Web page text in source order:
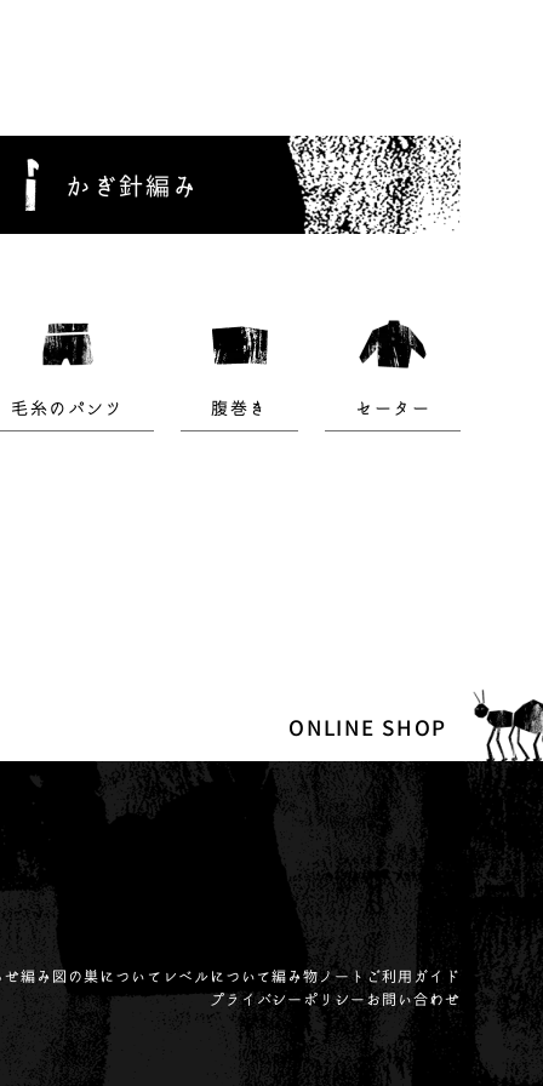
かぎ針編み
毛糸のパンツ 腹巻き セーター
ONLINE SHOP
せ編み図の巣について レベルについて編み物ノートご利用ガイド
プライバシーポリシーお問い合わせ